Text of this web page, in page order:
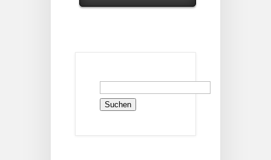
Suchen
nach: